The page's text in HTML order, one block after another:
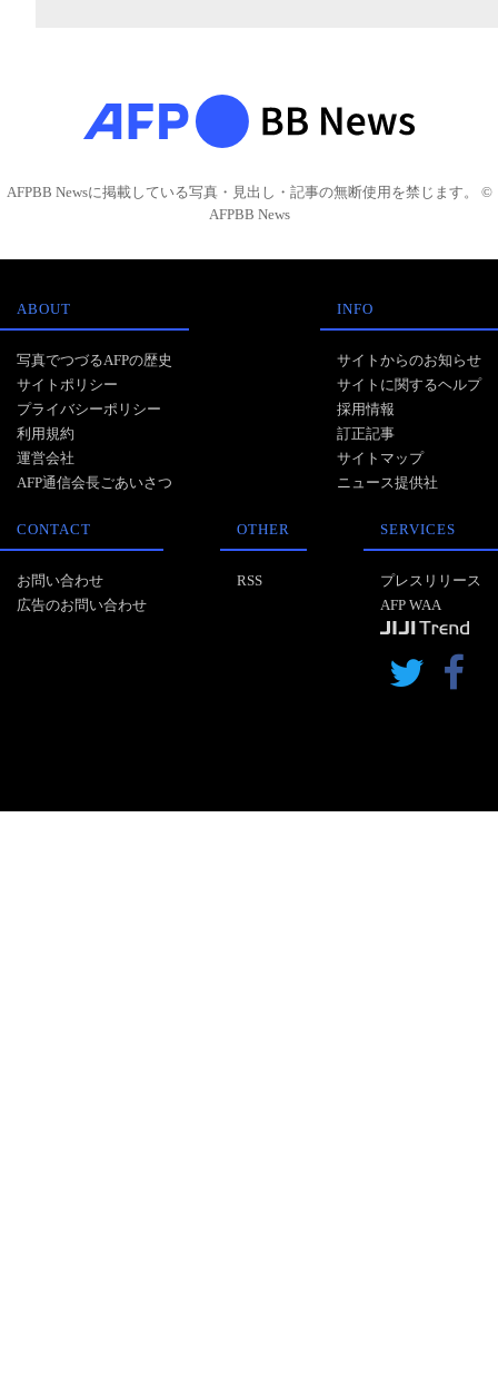
AFPBB Newsに掲載している写真・見出し・記事の無断使用を禁じます。 ©
AFPBB News
ABOUT
写真でつづるAFPの歴史
サイトポリシー
プライバシーポリシー
利用規約
運営会社
AFP通信会長ごあいさつ
INFO
サイトからのお知らせ
サイトに関するヘルプ
採用情報
訂正記事
サイトマップ
ニュース提供社
CONTACT
お問い合わせ
広告のお問い合わせ
OTHER
RSS
SERVICES
プレスリリース
AFP WAA